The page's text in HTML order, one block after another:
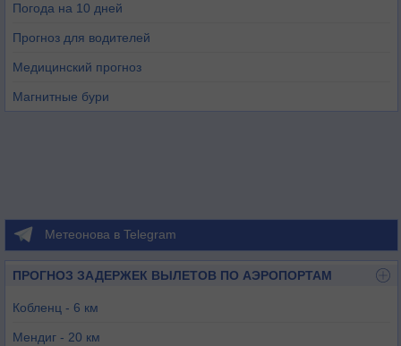
Погода на 10 дней
Прогноз для водителей
Медицинский прогноз
Магнитные бури
Метеонова в Telegram
ПРОГНОЗ ЗАДЕРЖЕК ВЫЛЕТОВ ПО АЭРОПОРТАМ
Кобленц - 6 км
Мендиг - 20 км